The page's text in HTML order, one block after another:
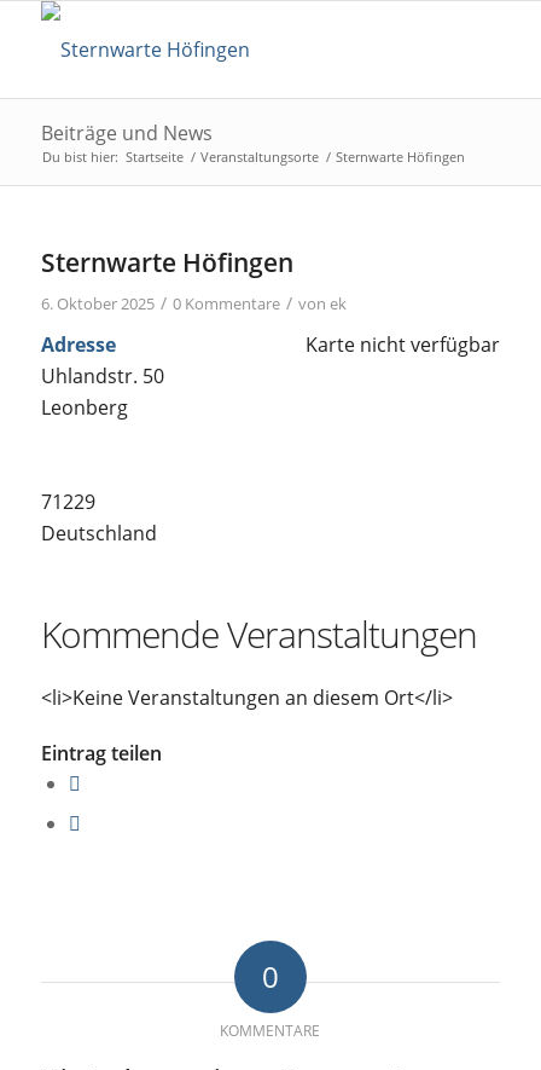
Beiträge und News
Du bist hier: Startseite / Veranstaltungsorte / Sternwarte Höfingen
Sternwarte Höfingen
6. Oktober 2025 / 0 Kommentare / von ek
Karte nicht verfügbar
Adresse
Uhlandstr. 50
Leonberg
71229
Deutschland
Kommende Veranstaltungen
<li>Keine Veranstaltungen an diesem Ort</li>
Eintrag teilen
0
KOMMENTARE